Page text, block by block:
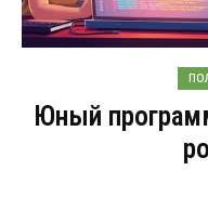
Юный